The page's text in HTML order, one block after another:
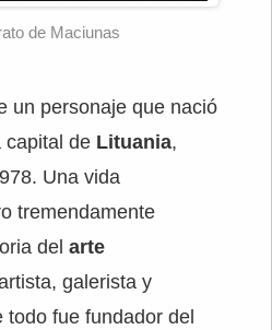
de Maciunas
un personaje que nació
capital de Lituania,
Una vida
tremendamente
del arte
galerista y
todo fue fundador del